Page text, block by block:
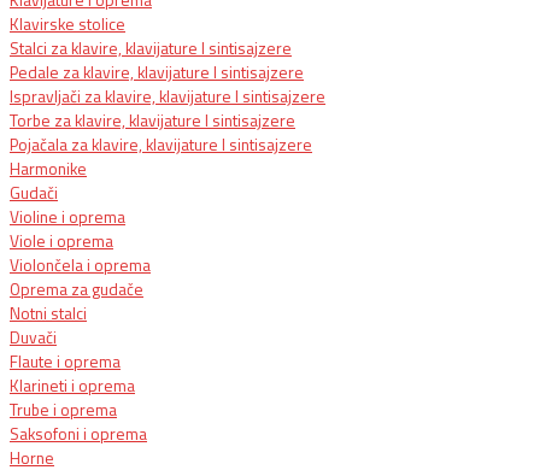
Klavirske stolice
Stalci za klavire, klavijature I sintisajzere
Pedale za klavire, klavijature I sintisajzere
Ispravljači za klavire, klavijature I sintisajzere
Torbe za klavire, klavijature I sintisajzere
Pojačala za klavire, klavijature I sintisajzere
Harmonike
Gudači
Violine i oprema
Viole i oprema
Violončela i oprema
Oprema za gudače
Notni stalci
Duvači
Flaute i oprema
Klarineti i oprema
Trube i oprema
Saksofoni i oprema
Horne